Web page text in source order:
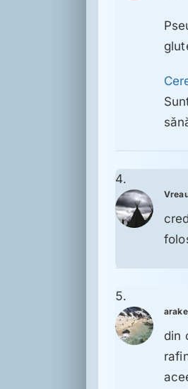
din